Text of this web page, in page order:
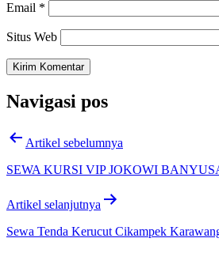
Email *
Situs Web
Navigasi pos
Artikel sebelumnya
SEWA KURSI VIP JOKOWI
Artikel selanjutnya
Sewa Tenda Kerucut Cikampek